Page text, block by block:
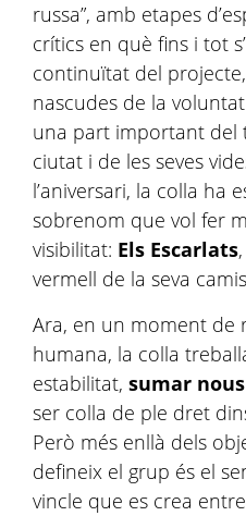
russa”, amb etapes
crítics en què fins i tot
continuïtat del
nascudes de la
una part important del
ciutat i de les seves
l’aniversari, la colla ha
sobrenom que vol fer
visibilitat: Els Escarlats
vermell de la seva
Ara, en un moment de
humana, la colla
estabilitat, sumar
ser colla de ple dret
Però més enllà dels
defineix el grup és el
vincle que es crea